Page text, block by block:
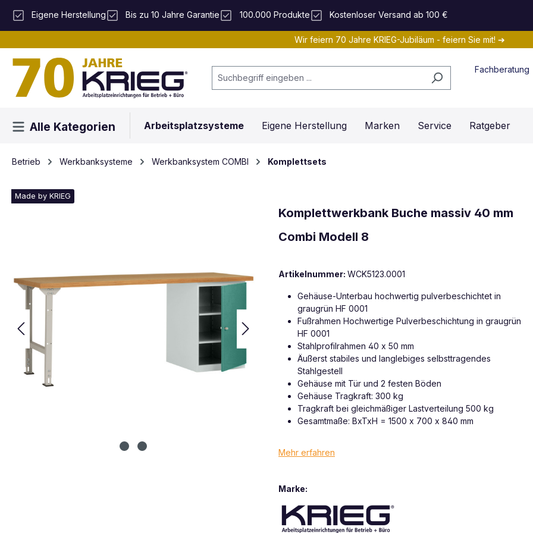
Hauptinhalt springen
Zur Suche springen
Zur Hauptnavigation springen
Eigene Herstellung Bis zu 10 Jahre Garantie 100.000 Produkte Kostenloser Versand ab 100 €
Wir feiern 70 Jahre KRIEG-Jubiläum - feiern Sie mit! ➔
Fachberatung
Alle Kategorien Arbeitsplatzsysteme Eigene Herstellung Marken Service Ratgeber
Betrieb Werkbanksysteme Werkbanksystem COMBI Komplettsets
Made by KRIEG
Komplettwerkbank Buche massiv 40 mm
Combi Modell 8
Artikelnummer: WCK5123.0001
Gehäuse-Unterbau hochwertig pulverbeschichtet in
graugrün HF 0001
Fußrahmen Hochwertige Pulverbeschichtung in graugrün
HF 0001
Stahlprofilrahmen 40 x 50 mm
Äußerst stabiles und langlebiges selbsttragendes
Stahlgestell
Gehäuse mit Tür und 2 festen Böden
Gehäuse Tragkraft: 300 kg
Tragkraft bei gleichmäßiger Lastverteilung 500 kg
Gesamtmaße: BxTxH = 1500 x 700 x 840 mm
Mehr erfahren
Marke: